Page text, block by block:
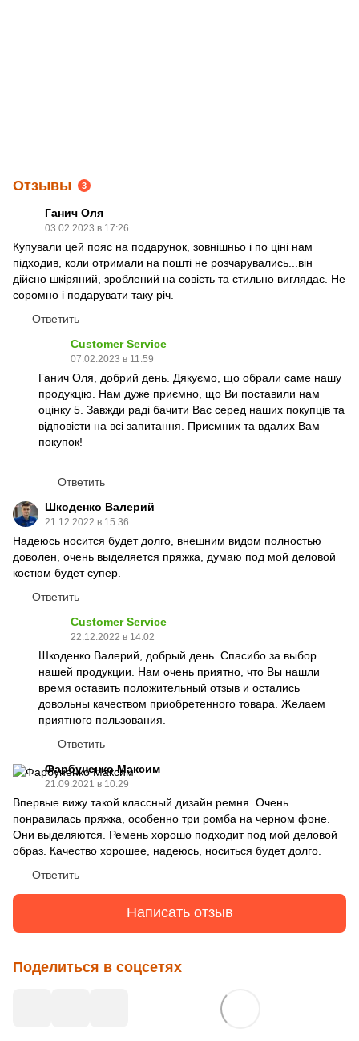
Отзывы 3
Ганич Оля
03.02.2023 в 17:26
Купували цей пояс на подарунок, зовнішньо і по ціні нам
підходив, коли отримали на пошті не розчарувались...він
дійсно шкіряний, зроблений на совість та стильно виглядає. Не
соромно і подарувати таку річ.
Ответить
Customer Service
07.02.2023 в 11:59
Ганич Оля, добрий день. Дякуємо, що обрали саме нашу
продукцію. Нам дуже приємно, що Ви поставили нам
оцінку 5. Завжди раді бачити Вас серед наших покупців та
відповісти на всі запитання. Приємних та вдалих Вам
покупок!
Ответить
Шкоденко Валерий
21.12.2022 в 15:36
Надеюсь носится будет долго, внешним видом полностью
доволен, очень выделяется пряжка, думаю под мой деловой
костюм будет супер.
Ответить
Customer Service
22.12.2022 в 14:02
Шкоденко Валерий, добрый день. Спасибо за выбор
нашей продукции. Нам очень приятно, что Вы нашли
время оставить положительный отзыв и остались
довольны качеством приобретенного товара. Желаем
приятного пользования.
Ответить
Фарбуненко Максим
21.09.2021 в 10:29
Впервые вижу такой классный дизайн ремня. Очень
понравилась пряжка, особенно три ромба на черном фоне.
Они выделяются. Ремень хорошо подходит под мой деловой
образ. Качество хорошее, надеюсь, носиться будет долго.
Ответить
Написать отзыв
Поделиться в соцсетях